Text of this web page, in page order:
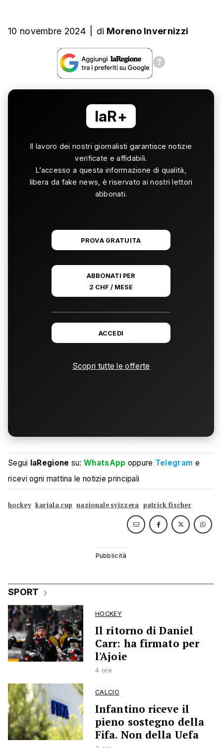
10 novembre 2024 di Moreno Invernizzi
laR+
Il lavoro dei nostri giornalisti garantisce notizie
verificate e affidabili.
L’accesso a questa informazione di qualità,
libera da fake news, è riservato ai nostri lettori
abbonati.
PROVA GRATUITA
ABBONATI PER
2 CHF / MESE
ACCEDI
Scopri tutte le offerte
Segui laRegione su:WhatsApp oppure Telegram e
ricevi ogni mattina le notizie principali
hockey karjala cup nazionale svizzera patrick fischer
SPORT
HOCKEY
Il ritorno di Daniel
Carr: ha firmato per
l'Ajoie
4 ore
CALCIO
Infantino riceve il
pieno sostegno della
Fifa. Non della Uefa